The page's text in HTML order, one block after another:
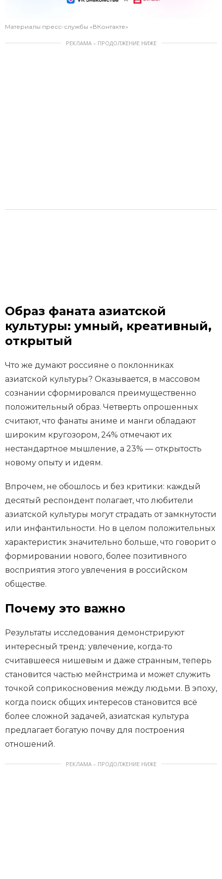
Материалы пресс-службы «ВКонтакте»
РЕКЛАМА – ПРОДОЛЖЕНИЕ НИЖЕ
Образ фаната азиатской
культуры: умный, креативный,
открытый
Что же думают россияне о поклонниках
азиатской культуры? Оказывается, в массовом
сознании сформировался преимущественно
положительный образ. Четверть опрошенных
считают, что фанаты аниме и манги обладают
широким кругозором, 24% отмечают их
нестандартное мышление, а 23% — открытость
новому опыту и идеям.
Впрочем, не обошлось и без критики: каждый
десятый респондент полагает, что любители
азиатской культуры могут страдать от замкнутости
или инфантильности. Но в целом положительных
характеристик значительно больше, что говорит о
формировании нового, более позитивного
восприятия этого увлечения в российском
обществе.
Почему это важно
Результаты исследования демонстрируют
интересный тренд: увлечение, когда-то
считавшееся нишевым и даже странным, теперь
становится частью мейнстрима и может служить
точкой соприкосновения между людьми. В эпоху,
когда поиск общих интересов становится всё
более сложной задачей, азиатская культура
предлагает богатую почву для построения
отношений.
РЕКЛАМА – ПРОДОЛЖЕНИЕ НИЖЕ